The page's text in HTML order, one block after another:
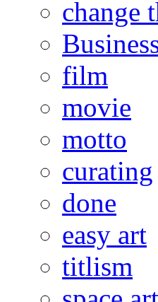
change
film
movie
motto
curating
done
easy art
titlism